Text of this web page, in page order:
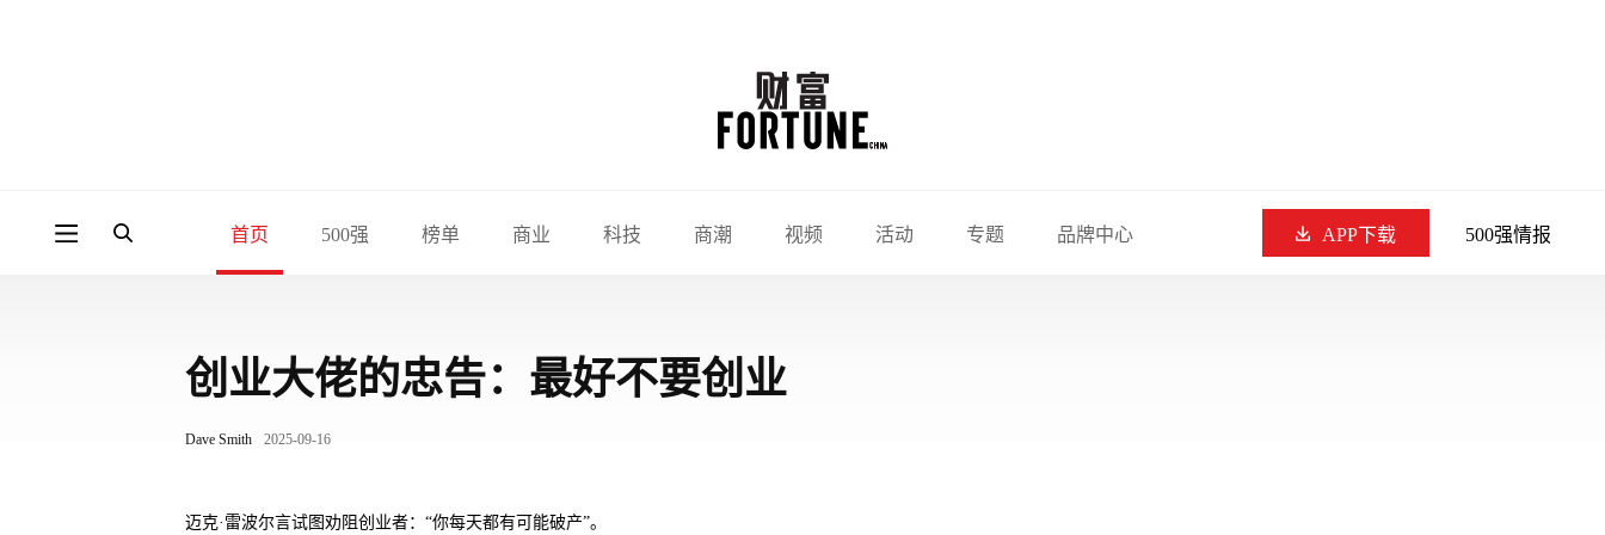
首页 500强 榜单 商业 科技 商潮 视频 活动 专题 品牌中心 APP下载 500强情报
创业大佬的忠告：最好不要创业
Dave Smith 2025-09-16
迈克·雷波尔言试图劝阻创业者：“你每天都有可能破产”。